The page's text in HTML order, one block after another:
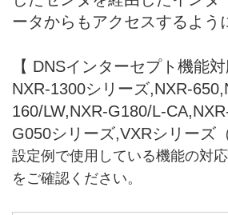
ータからもアクセスするよう
【 DNSインターセプト機能対
NXR-1300シリーズ,NXR-
160/LW,NXR-G180/L-
G050シリーズ,VXRシリーズ
設定例で使用している機能の対
をご確認ください。